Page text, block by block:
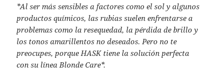
*Al ser más sensibles a factores como el sol y algunos
productos químicos, las rubias suelen enfrentarse a
problemas como la resequedad, la pérdida de brillo y
los tonos amarillentos no deseados. Pero no te
preocupes, porque HASK tiene la solución perfecta
con su línea Blonde Care*.